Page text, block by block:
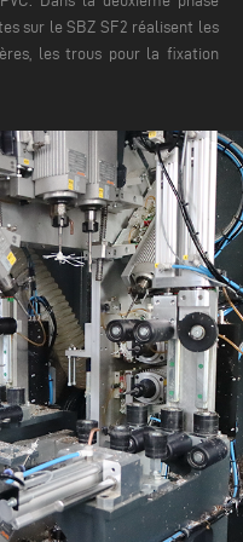
sur le SBZ SF2 réalisent les
les trous pour la fixation